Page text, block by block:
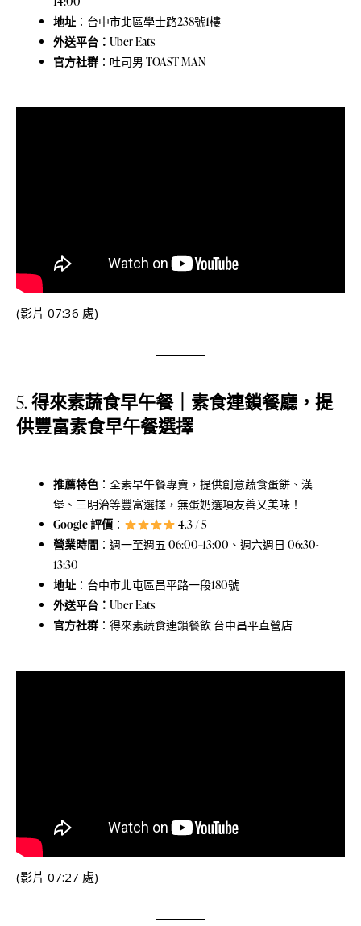
地址 ： 台中市北區學士路238號1樓
外送平台： Uber Eats
官方社群 ： 吐司男 TOAST MAN
(影片 07:36 處)
5.得來素蔬食早午餐｜素食連鎖餐廳，提
供豐富素食早午餐選擇
推薦特色 ：全素早午餐專賣，提供創意蔬食蛋餅、漢
堡、三明治等豐富選擇，無蛋奶選項友善又美味！
Google 評價 ：
4.3 / 5
營業時間 ：週一至週五 06:00–13:00、週六週日 06:30-
13:30
地址 ： 台中市北屯區昌平路一段180號
外送平台： Uber Eats
官方社群 ： 得來素蔬食連鎖餐飲 台中昌平直營店
(影片 07:27 處)